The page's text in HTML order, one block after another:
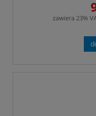
zawiera 23%